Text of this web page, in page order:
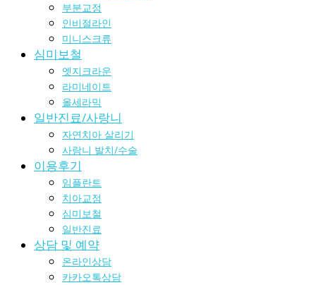
부분교정
인비절라인
미니스크류
심미보철
엣지크라운
라미네이트
올세라믹
일반진료/사랑니
자연치아 살리기
사랑니 발치/수술
이용후기
임플란트
치아교정
심미보철
일반진료
상담 및 예약
온라인상담
카카오톡상담